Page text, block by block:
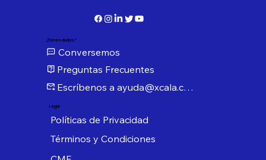
¿Tienes dudas?
Conversemos
Preguntas Frecuentes
Escríbenos a ayuda@xcala.com
Legal
Políticas de Privacidad
Términos y Condiciones